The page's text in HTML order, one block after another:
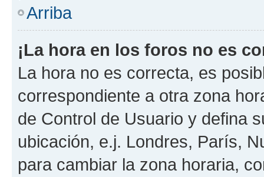
Arriba
¡La hora en los foros no es
La hora no es correcta, es
correspondiente a otra zona
de Control de Usuario y defina
ubicación, e.j. Londres, París,
para cambiar la zona horaria,